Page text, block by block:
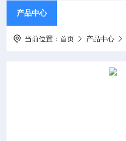
产品中心
当前位置：首页 产品中心